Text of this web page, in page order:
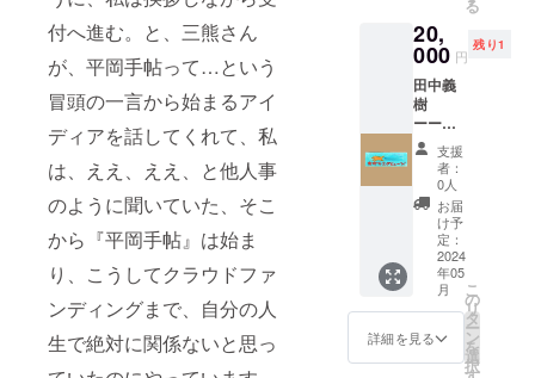
付へ進む。と、三熊さん
が、平岡手帖って…という
冒頭の一言から始まるアイ
ディアを話してくれて、私
は、ええ、ええ、と他人事
のように聞いていた、そこ
から『平岡手帖』は始ま
り、こうしてクラウドファ
ンディングまで、自分の人
生で絶対に関係ないと思っ
て、そ
れで生
活がま
わって
いった
ら、素
晴らし
いと思
う。だ
から平
岡手帖
が表現
という
こと以
外にど
のよう
に作用
するの
か、詳
も書い
ても、
書きた
い昨日
がある
という
平岡さ
ん。熱
いもの
を感じ
る。 展
評やレ
ビュー
をほと
んど見
なく
なった
今、平
岡さん
「平岡
手帖」
なるも
のが転
げ出て
きて、
家族が
どうし
てよい
かわか
らなく
なる。
そんな
風景を
想像し
た。
さんの
鑑賞記
を読み
たいで
す！
書かれ
ていた
り、別
の風景
が現れ
たりす
る。理
解（す
るのが
自分が
遅いの
もある
が）の
前に、
文字が
いく。
だけど
坂和志
さんの
小説
「残
響」を
おすす
めして
くれ
た。
「残
響」
は、
人々
が、ど
こかで
がある
のに関
ん死ん
で。 誰
かの本
棚か、
ダン
ボール
の箱か
ら、い
つかの
作家の
生まれ
変わり
が、平
岡手帖
をぱら
ばらめ
くる。
縁工房
片隅」
特別割
引チ
ケット
ーーー
ーー 応
援コメ
ント：
山岡さ
希子 -
『目
撃』 昨
（2023
年）の
３月の
る
20,
000 円
残り1
田中義
樹
ーーー
ーー
●『平岡
手帖』
定期購
読_12ヶ
月 ＋ ●
作家作
品しお
りサイ
ズ ＋ ●
この作
品の額
装「額
支援
者：
0人
お届
け予
定：
2024
年05
月
詳細を見る
こ
の
リ
タ
ー
ン
を
選
択